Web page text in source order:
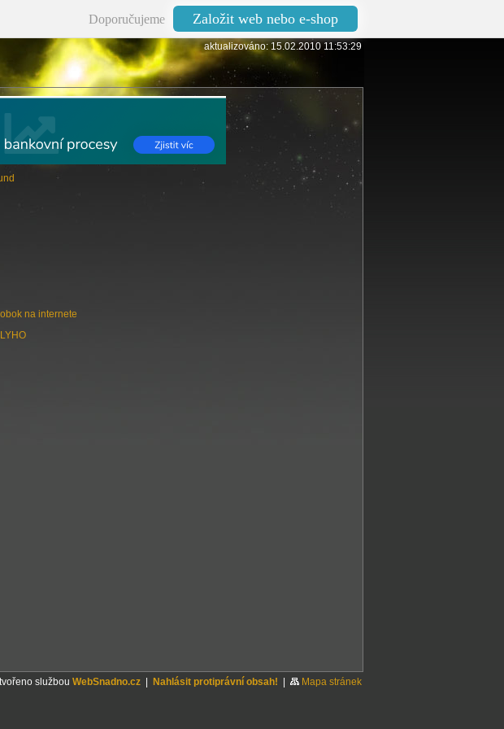
Doporučujeme Založit web nebo e-shop
aktualizováno: 15.02.2010 11:53:29
na internete
službou WebSnadno.cz Nahlásit protiprávní obsah! Mapa stránek